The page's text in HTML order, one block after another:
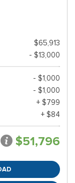
$65,913
- $13,000
- $1,000
- $1,000
+ $799
+ $84
$51,796